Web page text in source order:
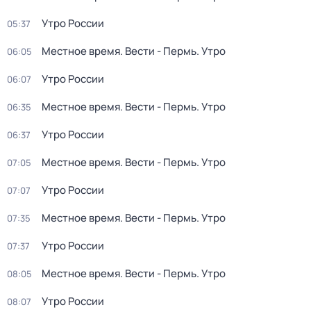
05:37 Утро России
06:05 Местное время. Вести - Пермь. Утро
06:07 Утро России
06:35 Местное время. Вести - Пермь. Утро
06:37 Утро России
07:05 Местное время. Вести - Пермь. Утро
07:07 Утро России
07:35 Местное время. Вести - Пермь. Утро
07:37 Утро России
08:05 Местное время. Вести - Пермь. Утро
08:07 Утро России